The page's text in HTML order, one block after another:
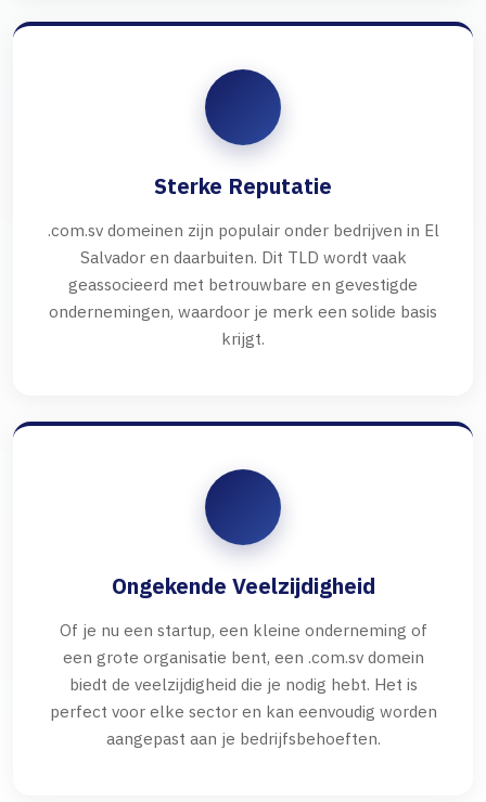
Sterke Reputatie
.com.sv domeinen zijn populair onder bedrijven in El
Salvador en daarbuiten. Dit TLD wordt vaak
geassocieerd met betrouwbare en gevestigde
ondernemingen, waardoor je merk een solide basis
krijgt.
Ongekende Veelzijdigheid
Of je nu een startup, een kleine onderneming of
een grote organisatie bent, een .com.sv domein
biedt de veelzijdigheid die je nodig hebt. Het is
perfect voor elke sector en kan eenvoudig worden
aangepast aan je bedrijfsbehoeften.